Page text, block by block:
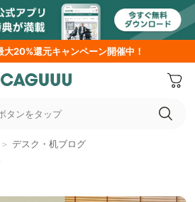
20%還元キャンペーン開催中！
タンをタップ
＞ デスク・机ブログ